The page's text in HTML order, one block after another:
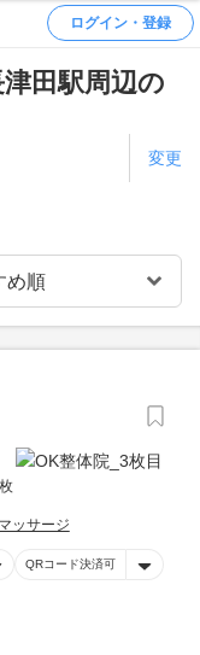
ログイン・登録
田駅周辺の
変更
ッサージ
QRコード決済可